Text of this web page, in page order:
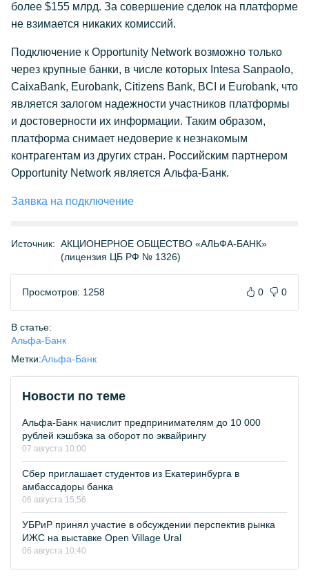
более $155 млрд. За совершение сделок на платформе
не взимается никаких комиссий.
Подключение к Opportunity Network возможно только
через крупные банки, в числе которых Intesa Sanpaolo,
CaixaBank, Eurobank, Citizens Bank, BCI и Eurobank, что
является залогом надежности участников платформы
и достоверности их информации. Таким образом,
платформа снимает недоверие к незнакомым
контрагентам из других стран. Российским партнером
Opportunity Network является Альфа-Банк.
Заявка на подключение
Источник: АКЦИОНЕРНОЕ ОБЩЕСТВО «АЛЬФА-БАНК»
(лицензия ЦБ РФ № 1326)
Просмотров: 1258 0 0
В статье:
Альфа-Банк
Метки:Альфа-Банк
Новости по теме
Альфа-Банк начислит предпринимателям до 10 000
рублей кэшбэка за оборот по эквайрингу
07 августа 10:00
Сбер приглашает студентов из Екатеринбурга в
амбассадоры банка
06 августа 15:56
УБРиР принял участие в обсуждении перспектив рынка
ИЖС на выставке Open Village Ural
06 августа 10:40